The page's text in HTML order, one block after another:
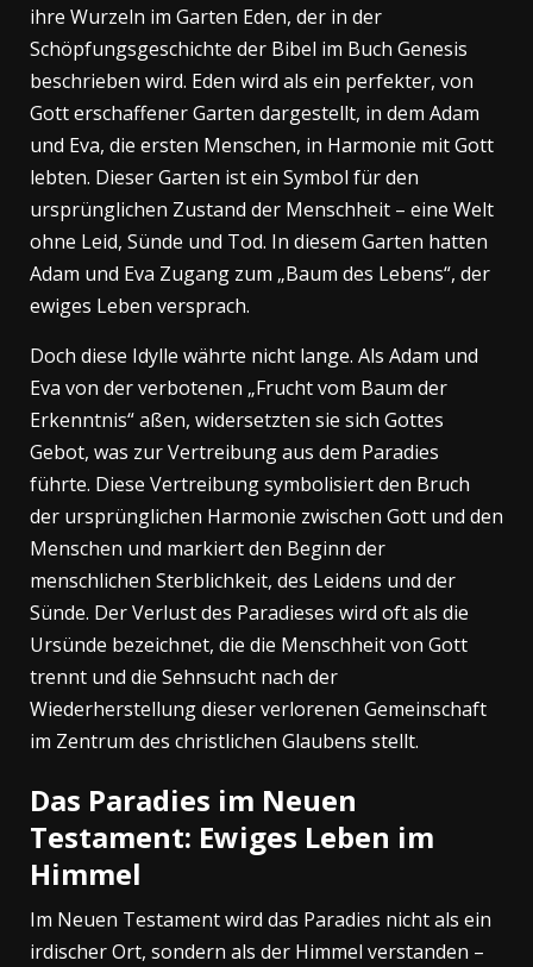
ihre Wurzeln im Garten Eden, der in der
Schöpfungsgeschichte der Bibel im Buch Genesis
beschrieben wird. Eden wird als ein perfekter, von
Gott erschaffener Garten dargestellt, in dem Adam
und Eva, die ersten Menschen, in Harmonie mit Gott
lebten. Dieser Garten ist ein Symbol für den
ursprünglichen Zustand der Menschheit – eine Welt
ohne Leid, Sünde und Tod. In diesem Garten hatten
Adam und Eva Zugang zum „Baum des Lebens“, der
ewiges Leben versprach.
Doch diese Idylle währte nicht lange. Als Adam und
Eva von der verbotenen „Frucht vom Baum der
Erkenntnis“ aßen, widersetzten sie sich Gottes
Gebot, was zur Vertreibung aus dem Paradies
führte. Diese Vertreibung symbolisiert den Bruch
der ursprünglichen Harmonie zwischen Gott und den
Menschen und markiert den Beginn der
menschlichen Sterblichkeit, des Leidens und der
Sünde. Der Verlust des Paradieses wird oft als die
Ursünde bezeichnet, die die Menschheit von Gott
trennt und die Sehnsucht nach der
Wiederherstellung dieser verlorenen Gemeinschaft
im Zentrum des christlichen Glaubens stellt.
Das Paradies im Neuen
Testament: Ewiges Leben im
Himmel
Im Neuen Testament wird das Paradies nicht als ein
irdischer Ort, sondern als der Himmel verstanden –